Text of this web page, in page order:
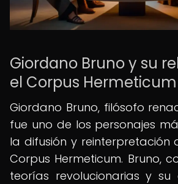
Giordano Bruno y su
el Corpus Hermeticum
Giordano Bruno, filósofo
fue uno de los personajes
la difusión y reinterpretación
Corpus Hermeticum. Bruno,
teorías revolucionarias y